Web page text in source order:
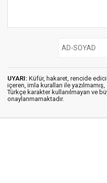
UYARI: Küfür, hakaret, rencide edici
içeren, imla kuralları ile yazılmamış,
Türkçe karakter kullanılmayan ve
onaylanmamaktadır.